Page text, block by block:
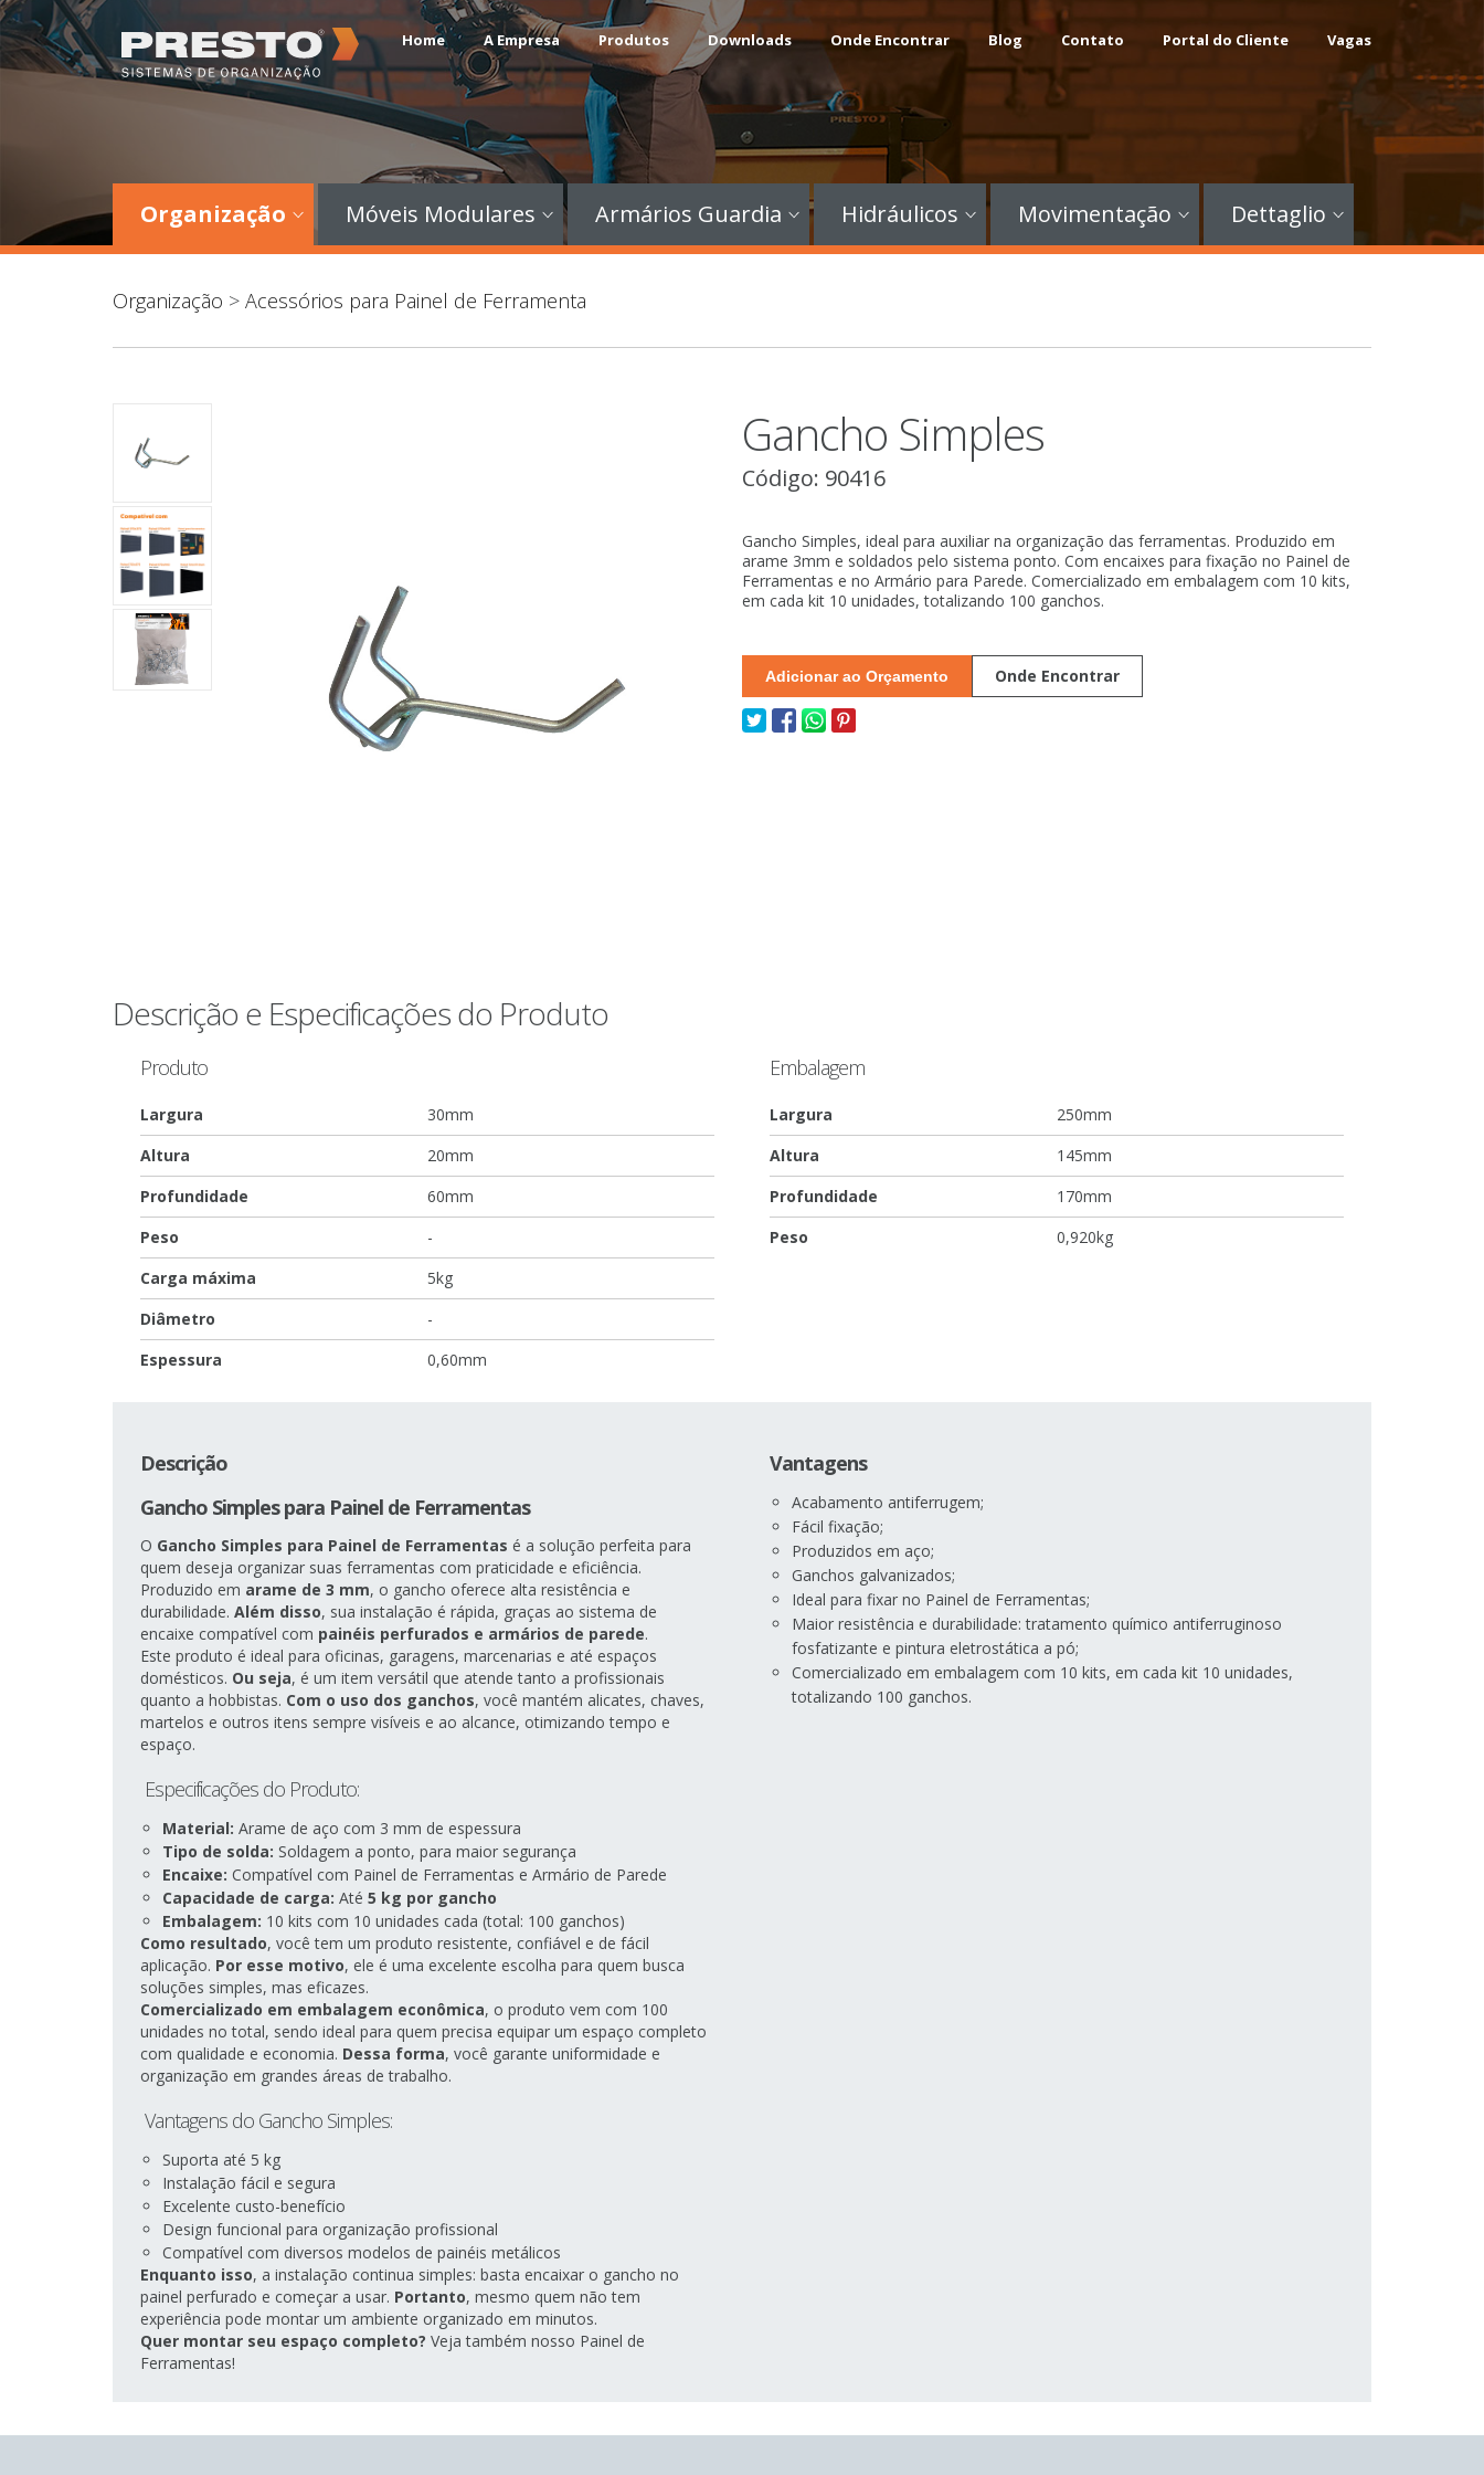
Home A Empresa Produtos Downloads Onde Encontrar Blog Contato Portal do Cliente Vagas
Organização Móveis Modulares Armários Guardia Hidráulicos Movimentação Dettaglio
Organização > Acessórios para Painel de Ferramenta
Gancho Simples
Código: 90416
Gancho Simples, ideal para auxiliar na organização das ferramentas. Produzido em
arame 3mm e soldados pelo sistema ponto. Com encaixes para fixação no Painel de
Ferramentas e no Armário para Parede. Comercializado em embalagem com 10 kits,
em cada kit 10 unidades, totalizando 100 ganchos.
Adicionar ao Orçamento Onde Encontrar
Descrição e Especificações do Produto
Produto
Largura
30mm
Altura
20mm
Profundidade
60mm
Peso
-
Carga máxima
5kg
Diâmetro
-
Espessura
0,60mm
Embalagem
Largura
250mm
Altura
145mm
Profundidade
170mm
Peso
0,920kg
Descrição
Gancho Simples para Painel de Ferramentas
O Gancho Simples para Painel de Ferramentas é a solução perfeita para
quem deseja organizar suas ferramentas com praticidade e eficiência.
Produzido em arame de 3 mm, o gancho oferece alta resistência e
durabilidade. Além disso, sua instalação é rápida, graças ao sistema de
encaixe compatível com painéis perfurados e armários de parede.
Este produto é ideal para oficinas, garagens, marcenarias e até espaços
domésticos. Ou seja, é um item versátil que atende tanto a profissionais
quanto a hobbistas. Com o uso dos ganchos, você mantém alicates, chaves,
martelos e outros itens sempre visíveis e ao alcance, otimizando tempo e
espaço.
Especificações do Produto:
Material: Arame de aço com 3 mm de espessura
Tipo de solda: Soldagem a ponto, para maior segurança
Encaixe: Compatível com Painel de Ferramentas e Armário de Parede
Capacidade de carga: Até 5 kg por gancho
Embalagem: 10 kits com 10 unidades cada (total: 100 ganchos)
Como resultado, você tem um produto resistente, confiável e de fácil
aplicação. Por esse motivo, ele é uma excelente escolha para quem busca
soluções simples, mas eficazes.
Comercializado em embalagem econômica, o produto vem com 100
unidades no total, sendo ideal para quem precisa equipar um espaço completo
com qualidade e economia. Dessa forma, você garante uniformidade e
organização em grandes áreas de trabalho.
Vantagens do Gancho Simples:
Suporta até 5 kg
Instalação fácil e segura
Excelente custo-benefício
Design funcional para organização profissional
Compatível com diversos modelos de painéis metálicos
Enquanto isso, a instalação continua simples: basta encaixar o gancho no
painel perfurado e começar a usar. Portanto, mesmo quem não tem
experiência pode montar um ambiente organizado em minutos.
Quer montar seu espaço completo? Veja também nosso Painel de
Ferramentas!
Vantagens
Acabamento antiferrugem;
Fácil fixação;
Produzidos em aço;
Ganchos galvanizados;
Ideal para fixar no Painel de Ferramentas;
Maior resistência e durabilidade: tratamento químico antiferruginoso
fosfatizante e pintura eletrostática a pó;
Comercializado em embalagem com 10 kits, em cada kit 10 unidades,
totalizando 100 ganchos.